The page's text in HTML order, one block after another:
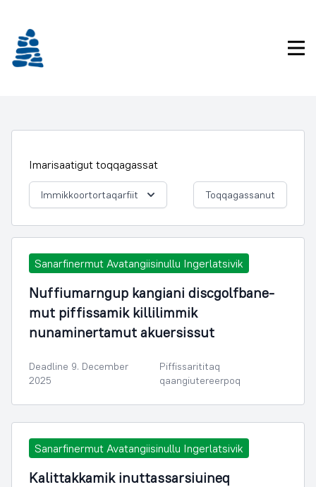
Imarisaatigut toqqagassat
Immikkoortortaqarfiit Toqqagassanut
Sanarfinermut Avatangiisinullu Ingerlatsivik
Nuffiumarngup kangiani discgolfbane-
mut piffissamik killilimmik
nunaminertamut akuersissut
Deadline 9. December
2025
Piffissarititaq
qaangiutereerpoq
Sanarfinermut Avatangiisinullu Ingerlatsivik
Kalittakkamik inuttassarsiuineq